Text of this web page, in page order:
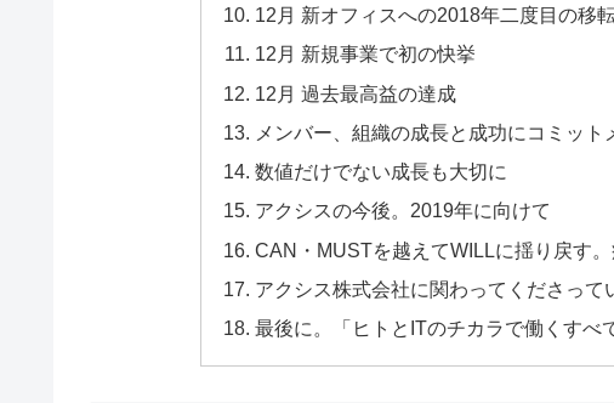
12月 新オフィスへの2018年二度目の移転
12月 新規事業で初の快挙
12月 過去最高益の達成
メンバー、組織の成長と成功にコミット
数値だけでない成長も大切に
アクシスの今後。2019年に向けて
CAN・MUSTを越えてWILLに揺り戻す
アクシス株式会社に関わってくださっ
最後に。「ヒトとITのチカラで働くすべ